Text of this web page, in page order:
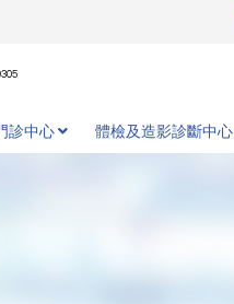
診中心 體檢及造影診斷中心